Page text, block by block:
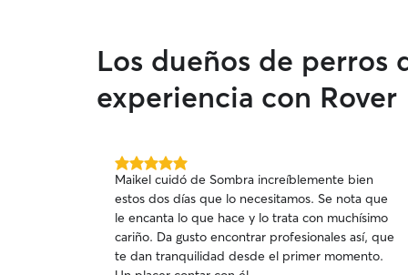
Los dueños de perros
experiencia con Rover
5.0
de
5
estrellas
Maikel cuidó de Sombra increíblemente bien
estos dos días que lo necesitamos. Se nota que
le encanta lo que hace y lo trata con muchísimo
cariño. Da gusto encontrar profesionales así, que
te dan tranquilidad desde el primer momento.